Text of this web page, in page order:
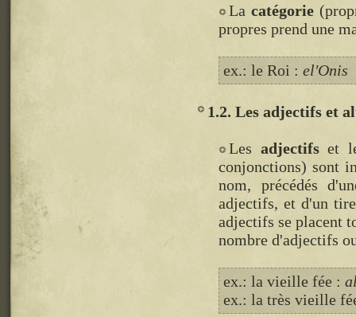
La catégorie
propres prend une
ex.: le Roi : el'Onis
1.2. Les adjectifs et
Les adjectifset
conjonctions) sont
nom, précédés
adjectifs, et d'un
adjectifs se placent
nombre d'adjectifs
ex.: la vieille fée :
ex.: la très vieille